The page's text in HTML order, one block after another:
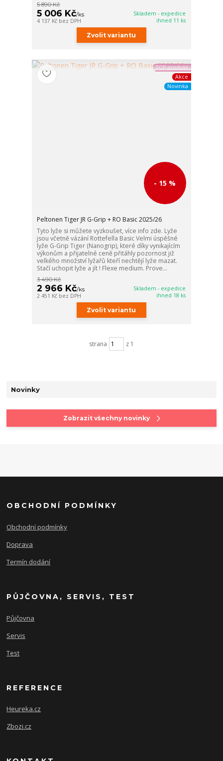
5 890 Kč
5 006 Kč/ks
4 137 Kč bez DPH
Skladem - expedice
ihned 11 ks
Zvolit variantu
TOP produkt
Akce
Novinka
- 15 %
Peltonen Tiger JR G-Grip + RO Basic 2025/26
Tyto lyže si můžete vyzkoušet, více info zde. Lyže
jsou včetně vázání Rottefella Basic Velmi úspěšné
lyže G-Grip Tiger (Nanogrip), které díky vynikajícím
výkonům a přijatelné ceně přitáhly pozornost již
velkého množství lyžařů kteří nechtějí lyže mazat.
Stačí uchopit lyže a jít ! Flexe medium. Prove...
3 490 Kč
2 966 Kč/ks
2 451 Kč bez DPH
Skladem - expedice
ihned 18 ks
Zvolit variantu
strana z 1
Novinky
Zobrazit všechny novinky
OBCHODNÍ PODMÍNKY
Obchodní podmínky
Doprava
Termín dodání
PŮJČOVNA, SERVIS, TEST
Půjčovna
Servis
Test
REFERENCE
Heureka.cz
Zbozi.cz